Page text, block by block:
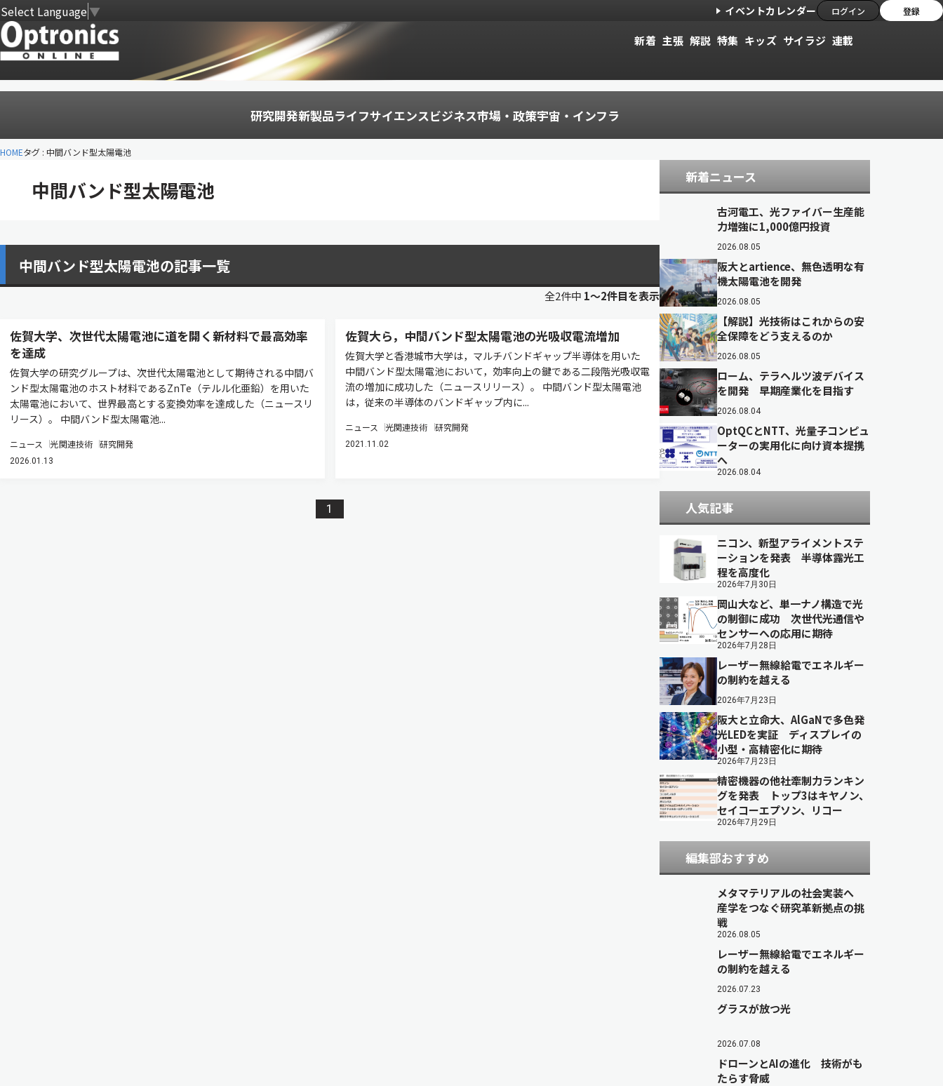
Select Language▼ イベントカレンダー ログイン 登録
新着 主張 解説 特集 キッズ サイラジ 連載
研究開発新製品ライフサイエンスビジネス市場・政策宇宙・インフラ
HOMEタグ : 中間バンド型太陽電池
中間バンド型太陽電池
中間バンド型太陽電池の記事一覧
全2件中 1〜2件目を表示
佐賀大学、次世代太陽電池に道を開く新材料で最高効率
を達成
佐賀大学の研究グループは、次世代太陽電池として期待される中間バ
ンド型太陽電池のホスト材料であるZnTe（テルル化亜鉛）を用いた
太陽電池において、世界最高とする変換効率を達成した（ニュースリ
リース）。 中間バンド型太陽電池...
ニュース 光関連技術 研究開発
2026.01.13
佐賀大ら，中間バンド型太陽電池の光吸収電流増加
佐賀大学と香港城市大学は，マルチバンドギャップ半導体を用いた
中間バンド型太陽電池において，効率向上の鍵である二段階光吸収電
流の増加に成功した（ニュースリリース）。 中間バンド型太陽電池
は，従来の半導体のバンドギャップ内に...
ニュース 光関連技術 研究開発
2021.11.02
1
新着ニュース
古河電工、光ファイバー生産能
力増強に1,000億円投資
2026.08.05
阪大とartience、無色透明な有
機太陽電池を開発
2026.08.05
【解説】光技術はこれからの安
全保障をどう支えるのか
2026.08.05
ローム、テラヘルツ波デバイス
を開発 早期産業化を目指す
2026.08.04
OptQCとNTT、光量子コンピュ
ーターの実用化に向け資本提携
へ
2026.08.04
人気記事
ニコン、新型アライメントステ
ーションを発表 半導体露光工
程を高度化
2026年7月30日
岡山大など、単一ナノ構造で光
の制御に成功 次世代光通信や
センサーへの応用に期待
2026年7月28日
レーザー無線給電でエネルギー
の制約を越える
2026年7月23日
阪大と立命大、AlGaNで多色発
光LEDを実証 ディスプレイの
小型・高精密化に期待
2026年7月23日
精密機器の他社牽制力ランキン
グを発表 トップ3はキヤノン、
セイコーエプソン、リコー
2026年7月29日
編集部おすすめ
メタマテリアルの社会実装へ
産学をつなぐ研究革新拠点の挑
戦
2026.08.05
レーザー無線給電でエネルギー
の制約を越える
2026.07.23
グラスが放つ光
2026.07.08
ドローンとAIの進化 技術がも
たらす脅威